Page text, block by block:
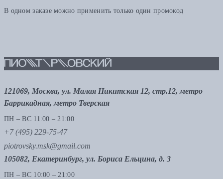
В одном заказе можно применить только один промокод
121069, Москва, ул. Малая Никитская 12, стр.12, метро
Баррикадная, метро Тверская
ПН – ВС 11:00 – 21:00
+7 (495) 229-75-47
piotrovsky.msk@gmail.com
105082, Екатеринбург, ул. Бориса Ельцина, д. 3
ПН – ВС 10:00 – 21:00